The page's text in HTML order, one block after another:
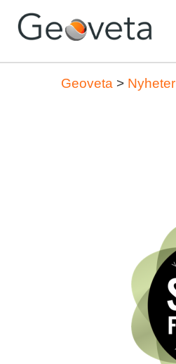
Geoveta > Nyheter